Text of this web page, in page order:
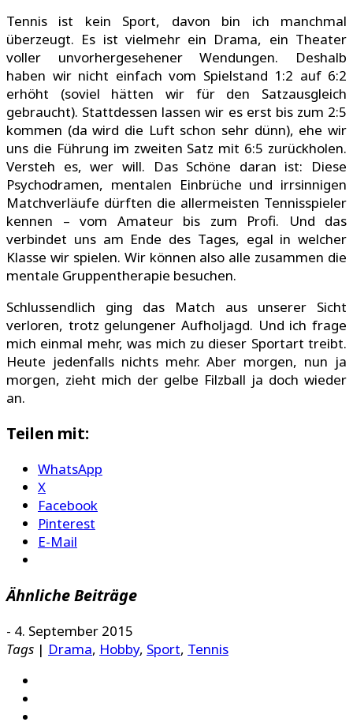
Tennis ist kein Sport, davon bin ich manchmal
überzeugt. Es ist vielmehr ein Drama, ein Theater
voller unvorhergesehener Wendungen. Deshalb
haben wir nicht einfach vom Spielstand 1:2 auf 6:2
erhöht (soviel hätten wir für den Satzausgleich
gebraucht). Stattdessen lassen wir es erst bis zum 2:5
kommen (da wird die Luft schon sehr dünn), ehe wir
uns die Führung im zweiten Satz mit 6:5 zurückholen.
Versteh es, wer will. Das Schöne daran ist: Diese
Psychodramen, mentalen Einbrüche und irrsinnigen
Matchverläufe dürften die allermeisten Tennisspieler
kennen – vom Amateur bis zum Profi. Und das
verbindet uns am Ende des Tages, egal in welcher
Klasse wir spielen. Wir können also alle zusammen die
mentale Gruppentherapie besuchen.
Schlussendlich ging das Match aus unserer Sicht
verloren, trotz gelungener Aufholjagd. Und ich frage
mich einmal mehr, was mich zu dieser Sportart treibt.
Heute jedenfalls nichts mehr. Aber morgen, nun ja
morgen, zieht mich der gelbe Filzball ja doch wieder
an.
Teilen mit:
WhatsApp
X
Facebook
Pinterest
E-Mail
Ähnliche Beiträge
- 4. September 2015
Tags | Drama, Hobby, Sport, Tennis